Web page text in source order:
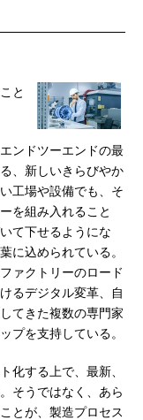
と
ンドツーエンドの最
、新しいきらびやか
工場や設備でも、そ
を組み入れること
て下せるようにな
に込められている。
ァクトリーのロード
るデジタル変革、自
てきた複数の専門家
プを支持している。
化する上で、最新、
そうではなく、あら
とが、製造プロセス